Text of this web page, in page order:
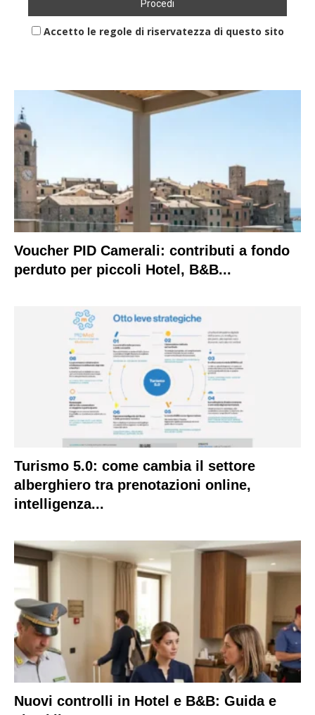
Accetto le regole di riservatezza di questo sito
Voucher PID Camerali: contributi a fondo
perduto per piccoli Hotel, B&B...
Turismo 5.0: come cambia il settore
alberghiero tra prenotazioni online,
intelligenza...
Nuovi controlli in Hotel e B&B: Guida e